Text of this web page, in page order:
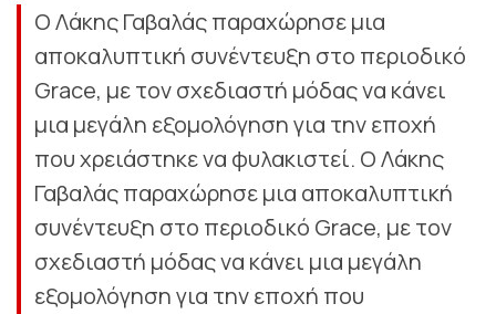
Ο Λάκης Γαβαλάς παραχώρησε μια
αποκαλυπτική συνέντευξη στο περιοδικό
Grace, με τον σχεδιαστή μόδας να κάνει
μια μεγάλη εξομολόγηση για την εποχή
που χρειάστηκε να φυλακιστεί. Ο Λάκης
Γαβαλάς παραχώρησε μια αποκαλυπτική
συνέντευξη στο περιοδικό Grace, με τον
σχεδιαστή μόδας να κάνει μια μεγάλη
εξομολόγηση για την εποχή που